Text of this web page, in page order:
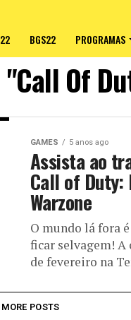
BGS22 PROGRAMAS
Of
GAMES 5 anos ago
Assista ao
Call of Duty:
Warzone
O mundo lá fora
ficar selvagem! A
de fevereiro na
MORE POSTS